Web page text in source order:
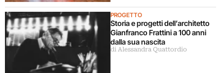
PROGETTO
Storia e progetti dell’architetto
Gianfranco Frattini a 100 anni
dalla sua nascita
di Alessandra Quattordio